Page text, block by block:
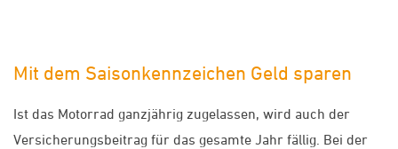
Mit dem Saisonkennzeichen Geld sparen
Ist das Motorrad ganzjährig zugelassen, wird auch der
Versicherungsbeitrag für das gesamte Jahr fällig. Bei der